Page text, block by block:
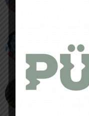
Wafaa Amer
9 OCTOBRE 2020 • PAR
Martin